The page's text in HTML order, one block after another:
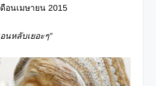
อนเมษายน 2015
นหลับเยอะๆ”